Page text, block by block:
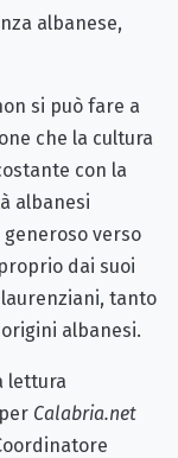
albanese,
si può fare a
che la cultura
con la
albanesi
verso
dai suoi
tanto
albanesi.
lettura
Calabria.net